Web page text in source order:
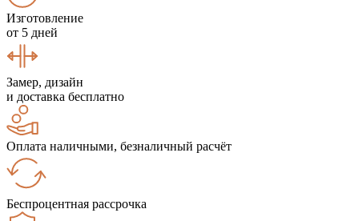
Изготовление
от 5 дней
Замер, дизайн
и доставка бесплатно
Оплата наличными, безналичный расчёт
Беспроцентная рассрочка